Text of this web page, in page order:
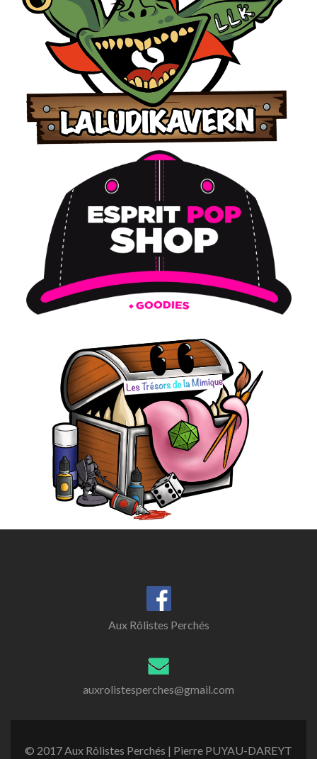
Aux Rôlistes Perchés
auxrolistesperches@gmail.com
© 2017 Aux Rôlistes Perchés | Pierre PUYAU-DAREYT